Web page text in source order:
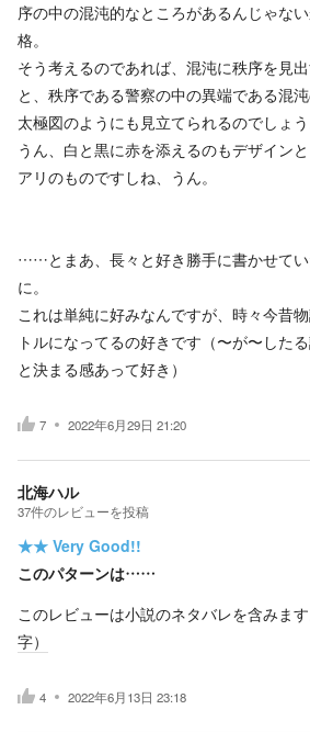
序の中の混沌的なところがあるんじゃな
格。
そう考えるのであれば、混沌に秩序を見
と、秩序である警察の中の異端である混
太極図のようにも見立てられるのでしょう
うん、白と黒に赤を添えるのもデザイン
アリのものですしね、うん。
……とまあ、長々と好き勝手に書かせて
に。
これは単純に好みなんですが、時々今昔
トルになってるの好きです（〜が〜した
と決まる感あって好き）
7 2022年6月29日 21:20
北海ハル
37件のレビューを投稿
★★ Very Good!!
このパターンは……
このレビューは小説のネタバレを含みます
字）
4 2022年6月13日 23:18